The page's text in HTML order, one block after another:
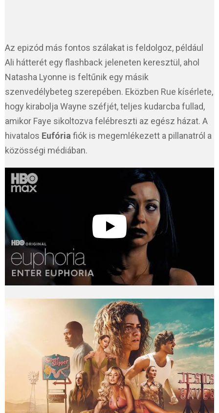
Az epizód más fontos szálakat is feldolgoz, például
Ali hátterét egy flashback jeleneten keresztül, ahol
Natasha Lyonne is feltűnik egy másik
szenvedélybeteg szerepében. Eközben Rue kísérlete,
hogy kirabolja Wayne széfjét, teljes kudarcba fullad,
amikor Faye sikoltozva felébreszti az egész házat. A
hivatalos Eufória fiók is megemlékezett a pillanatról a
közösségi médiában.